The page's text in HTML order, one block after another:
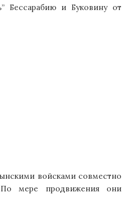
Бессарабию и Буковину от
войсками совместно
мере продвижения они